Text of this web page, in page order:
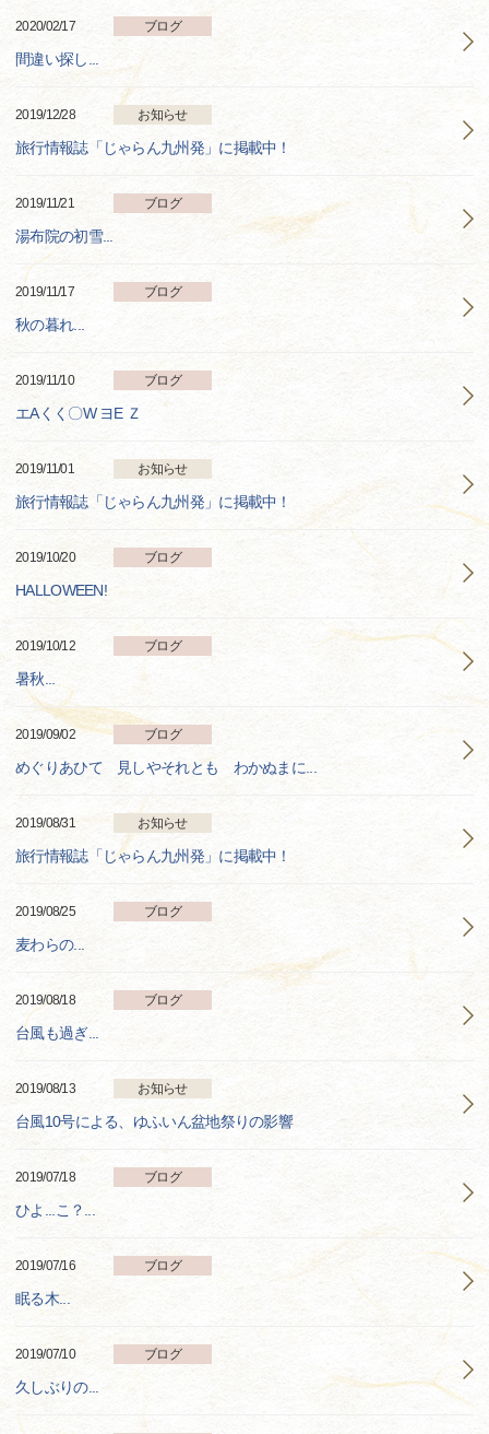
2020/02/17 ブログ
間違い探し...
2019/12/28 お知らせ
旅行情報誌「じゃらん九州発」に掲載中！
2019/11/21 ブログ
湯布院の初雪...
2019/11/17 ブログ
秋の暮れ...
2019/11/10 ブログ
エAくく〇W ヨE Ｚ
2019/11/01 お知らせ
旅行情報誌「じゃらん九州発」に掲載中！
2019/10/20 ブログ
HALLOWEEN!
2019/10/12 ブログ
暑秋...
2019/09/02 ブログ
めぐりあひて 見しやそれとも わかぬまに...
2019/08/31 お知らせ
旅行情報誌「じゃらん九州発」に掲載中！
2019/08/25 ブログ
麦わらの...
2019/08/18 ブログ
台風も過ぎ...
2019/08/13 お知らせ
台風10号による、ゆふいん盆地祭りの影響
2019/07/18 ブログ
ひよ...こ？...
2019/07/16 ブログ
眠る木...
2019/07/10 ブログ
久しぶりの...